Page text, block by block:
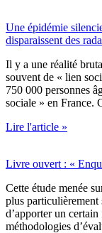
Une épidémie
disparaissent des
Il y a une réalité
souvent de « lien
750 000 personnes
sociale » en France.
Lire l'article »
Livre ouvert : «
Cette étude menée
plus
d’apporter un
méthodologies